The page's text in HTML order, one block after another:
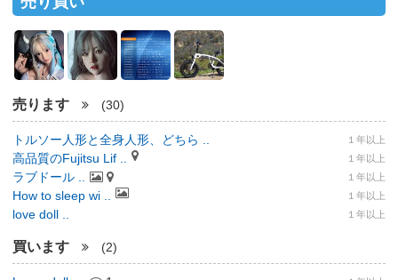
売ります (30)
トルソー人形と全身人形、どちら .. １年以上
高品質のFujitsu Lif .. １年以上
ラブドール .. １年以上
How to sleep wi .. １年以上
love doll .. １年以上
買います (2)